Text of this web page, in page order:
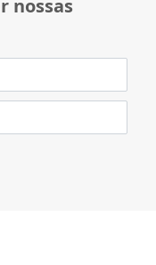
nossas